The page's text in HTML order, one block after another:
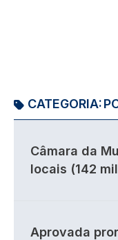
CATEGORIA:
Câmara da
locais (142
Aprovada